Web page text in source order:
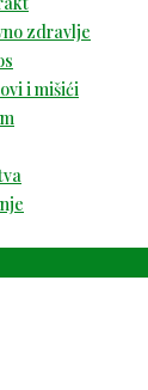
zdravlje
i mišići